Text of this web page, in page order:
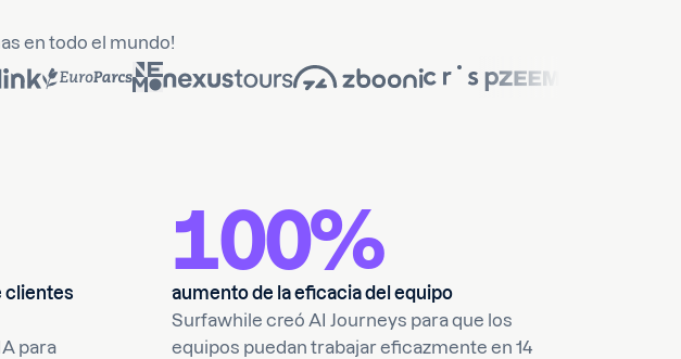
en todo el mundo!
clientes
para
100%
aumento de la eficacia del equipo
Surfawhile creó AI Journeys para que los
equipos puedan trabajar eficazmente en 14